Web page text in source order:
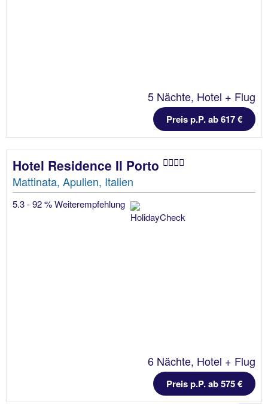
5 Nächte, Hotel + Flug
Preis p.P. ab 617 €
Hotel Residence Il Porto
Mattinata, Apulien, Italien
5.3 - 92 % Weiterempfehlung
6 Nächte, Hotel + Flug
Preis p.P. ab 575 €